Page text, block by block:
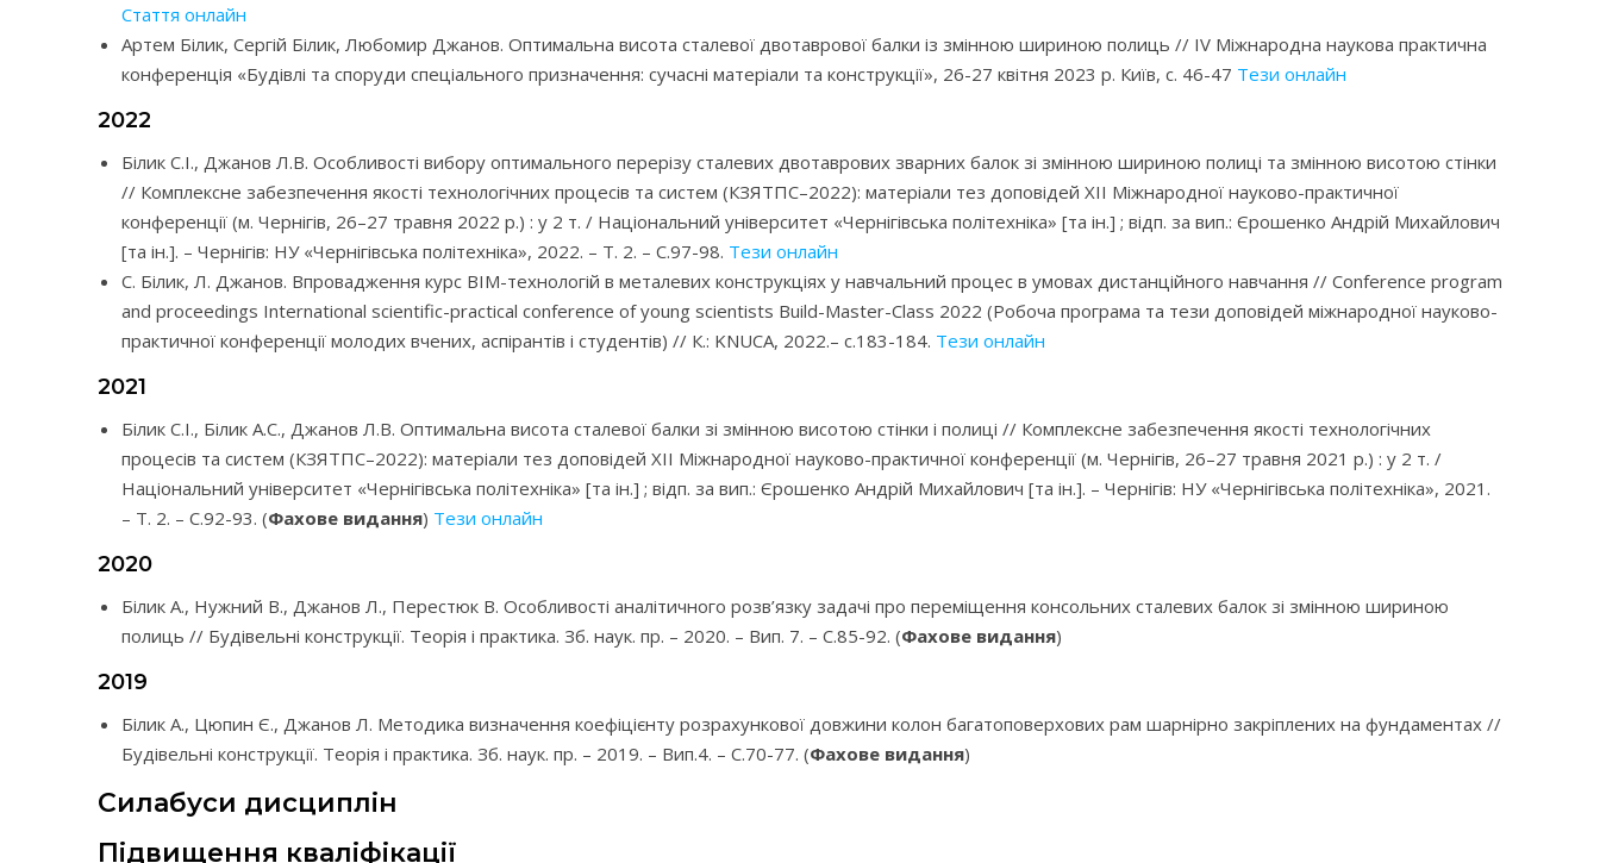
Стаття онлайн
Артем Білик, Сергій Білик, Любомир Джанов. Оптимальна висота сталевої двотаврової балки із змінною шириною полиць // IV Міжнародна наукова практична
конференція «Будівлі та споруди спеціального призначення: сучасні матеріали та конструкції», 26-27 квітня 2023 р. Київ, с. 46-47 Тези онлайн
2022
Білик С.І., Джанов Л.В. Особливості вибору оптимального перерізу сталевих двотаврових зварних балок зі змінною шириною полиці та змінною висотою стінки
// Комплексне забезпечення якості технологічних процесів та систем (КЗЯТПС–2022): матеріали тез доповідей XІІ Міжнародної науково-практичної
конференції (м. Чернігів, 26–27 травня 2022 р.) : у 2 т. / Національний університет «Чернігівська політехніка» [та ін.] ; відп. за вип.: Єрошенко Андрій Михайлович
[та ін.]. – Чернігів: НУ «Чернігівська політехніка», 2022. – Т. 2. – C.97-98. Тези онлайн
С. Білик, Л. Джанов. Впровадження курс BIM-технологій в металевих конструкціях у навчальний процес в умовах дистанційного навчання // Conference program
and proceedings International scientific-practical conference of young scientists Build-Master-Class 2022 (Робоча програма та тези доповідей міжнародної науково-
практичної конференції молодих вчених, аспірантів і студентів) // К.: KNUCA, 2022.– с.183-184. Тези онлайн
2021
Білик С.І., Білик А.С., Джанов Л.В. Оптимальна висота сталевої балки зі змінною висотою стінки і полиці // Комплексне забезпечення якості технологічних
процесів та систем (КЗЯТПС–2022): матеріали тез доповідей XІІ Міжнародної науково-практичної конференції (м. Чернігів, 26–27 травня 2021 р.) : у 2 т. /
Національний університет «Чернігівська політехніка» [та ін.] ; відп. за вип.: Єрошенко Андрій Михайлович [та ін.]. – Чернігів: НУ «Чернігівська політехніка», 2021.
– Т. 2. – C.92-93. (Фахове видання) Тези онлайн
2020
Білик А., Нужний В., Джанов Л., Перестюк В. Особливості аналітичного розв’язку задачі про переміщення консольних сталевих балок зі змінною шириною
полиць // Будівельні конструкції. Теорія і практика. Зб. наук. пр. – 2020. – Вип. 7. – С.85-92. (Фахове видання)
2019
Білик А., Цюпин Є., Джанов Л. Методика визначення коефіцієнту розрахункової довжини колон багатоповерхових рам шарнірно закріплених на фундаментах //
Будівельні конструкції. Теорія і практика. Зб. наук. пр. – 2019. – Вип.4. – С.70-77. (Фахове видання)
Силабуси дисциплін
Підвищення кваліфікації